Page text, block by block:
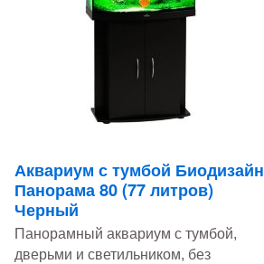
Аквариум с тумбой Биодизайн
Панорама 80 (77 литров)
Черный
Панорамный аквариум с тумбой,
дверьми и светильником, без